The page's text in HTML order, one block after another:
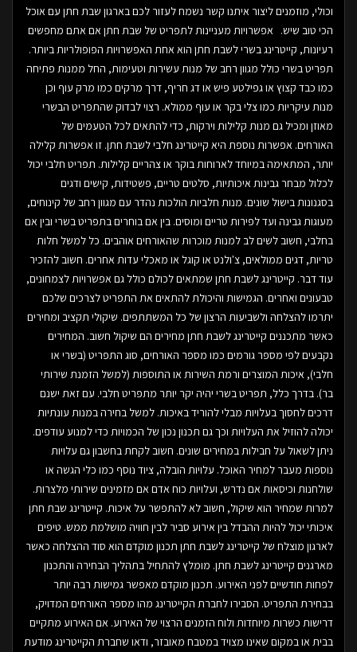
וכולי, מוזמנים ליצור איתנו קשר נשמח לעזור לכם בארגון שבת חתן עם אוכל
הכי טוב שיש. אפשרויות מעניינות לתפריט של שבת חתן אם אתם מחפשים
רעיונות, קייטרינג בשרי לשבת חתן הוא אחת האפשרויות הפופולריות ביותר.
תפריט בשרי כולל מגוון רחב של מנות עשירות וטעימות, החל ממנות פתיחה
כמו כבד קצוץ או גפילטע פיש או דג חריף, דרך מרקים כמו מרק עוף וכן
מנות עיקריות כמו צלי בקר או עוף ממולא. רצוי לבדוק שהתפריט הבשרי
מאוזן ומכיל גם מנות קלילות וירקות, כדי להתאים לכל הטעמים של
האורחים. אפשרות נוספת היא קייטרינג חלבי לשבת חתן. זו אפשרות קלילה
יותר, המתאימה במיוחד לארוחות בוקר או צהריים קלילות. תפריט חלבי יכול
לכלול מבחר גבינות איכותיות, סלטים טריים, פשטידות, קישים ודגים
בסגנונות בישול שונים. מנות חלביות הולכות נהדר עם מגוון רחב של קינוחים,
מעוגות גבינה ועד לפירות טריים ומוסים. בין אם בוחרים בתפריט בשרי ובין אם
בחלבי, חשוב לשים לב למנות מוכרות שהאורחים אוהבים. כל למשל חלות
טריות, דגים ממולאים, צ'ולנט או קוגל או מאכלי עדות אחרים. חשוב להזכיר
עוד דבר. קייטרינג לשבת חתן שמתאים לכולם כולל גם אפשרויות לצמחונים,
טבעונים ואחרים. הגמישות והיכולת להתאים את התפריט לצרכים שלכם
יתרמו להצלחה ולשביעות הרצון של כל המשתתפים. שיקולי תקציב ומחירים
כאשר מתכננים קייטרינג לשבת חתן מחירים הם שיקול חשוב. המחירים
נקבעים לפי מספר גורמים כמו מספר האורחים, סוג התפריט (בשרי או
חלבי), איכות המוצרים ורמת השירות או התוספות (למשל הזמנת שירותי
בר). בדרך כלל, תפריט בשרי יהיה יקר יותר מתפריט חלבי. עם זאת ישנם
דרכים לחסוך בעלויות מבלי להוריד באיכות. למשל בחירה במנות עונתיות
יכולה להוזיל את העלויות וכך גם תכנון נכון של הכמויות כדי למנוע עודפים.
ניתן לשאול על חבילות במחירים שונים. חשוב לקחת בחשבון גם עלויות
נוספות מעבר למחיר האוכל. עלויות הובלה, ציוד נוסף כמו כלי הגשה או
שולחנות וכיסאות אם נדרש, ועלויות כוח אדם אם מזמינים שירותי מלצרות.
למרות שמחיר הוא שיקול, חשוב לא להתפשר על איכות. קייטרינג שבת חתן
איכותי יכול להיות ההבדל בין אירוע סביר לבין חוויה מושלמת ממש. טיפים
לארגון מוצלח של קייטרינג לשבת חתן תכנון מוקדם הוא סוד ההצלחה כאשר
מארגנים קייטרינג לשבת חתן. מומלץ להתחיל בתהליך הבחירה והתכנון
לפחות חודשיים לפני האירוע. תכנון מוקדם מאפשר גמישות רבה יותר
בבחירת התפריט. הסבירו לחברת הקייטרינג מהו מספר האורחים המדויק,
דרישות כשרות מיוחדות ולוח הזמנים הרצוי של האירוע. אם האירוע מתקיים
בבית או במקום שאינו מצויד במטבח מאובזר, ודאו שחברת הקייטרינג מודעת